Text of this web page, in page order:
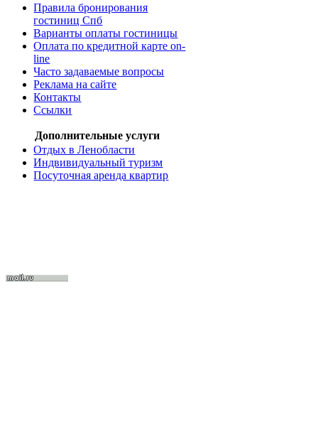
Правила бронирования
гостиниц Спб
Варианты оплаты гостиницы
Оплата по кредитной карте on-
line
Часто задаваемые вопросы
Реклама на сайте
Контакты
Ссылки
Дополнительные услуги
Отдых в Ленобласти
Индвивидуальный туризм
Посуточная аренда квартир